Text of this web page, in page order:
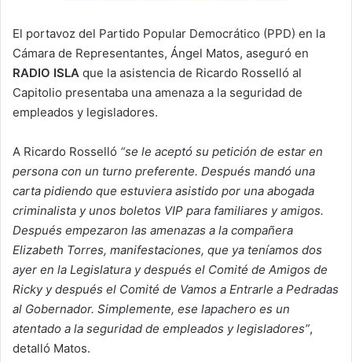
El portavoz del Partido Popular Democrático (PPD) en la
Cámara de Representantes, Ángel Matos, aseguró en
RADIO ISLA que la asistencia de Ricardo Rosselló al
Capitolio presentaba una amenaza a la seguridad de
empleados y legisladores.
A Ricardo Rosselló “se le aceptó su petición de estar en
persona con un turno preferente. Después mandó una
carta pidiendo que estuviera asistido por una abogada
criminalista y unos boletos VIP para familiares y amigos.
Después empezaron las amenazas a la compañera
Elizabeth Torres, manifestaciones, que ya teníamos dos
ayer en la Legislatura y después el Comité de Amigos de
Ricky y después el Comité de Vamos a Entrarle a Pedradas
al Gobernador. Simplemente, ese lapachero es un
atentado a la seguridad de empleados y legisladores”,
detalló Matos.